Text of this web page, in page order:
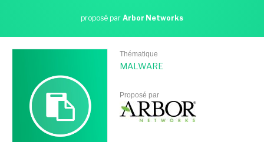
proposé par Arbor Networks
Thématique
MALWARE
Proposé par